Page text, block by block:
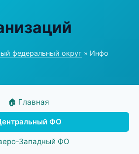
федеральный округ » Инфо
🏠 Главная
ФО
Западный ФО